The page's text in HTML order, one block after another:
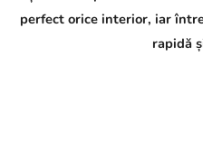
perfect orice interior, iar
rapidă